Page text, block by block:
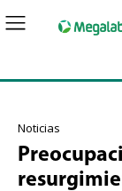
Noticias